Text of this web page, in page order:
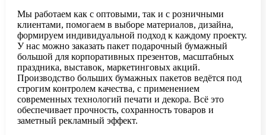
Мы работаем как с оптовыми, так и с розничными
клиентами, помогаем в выборе материалов, дизайна,
формируем индивидуальной подход к каждому проекту.
У нас можно заказать пакет подарочный бумажный
большой для корпоративных презентов, масштабных
праздника, выставок, маркетинговых акций.
Производство больших бумажных пакетов ведётся под
строгим контролем качества, с применением
современных технологий печати и декора. Всё это
обеспечивает прочность, сохранность товаров и
заметный рекламный эффект.